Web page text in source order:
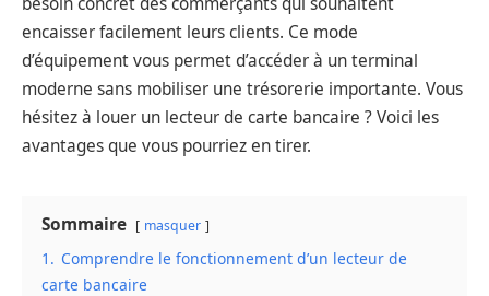
encaisser facilement leurs clients. Ce mode
d’équipement vous permet d’accéder à un terminal
moderne sans mobiliser une trésorerie importante. Vous
hésitez à louer un lecteur de carte bancaire ? Voici les
avantages que vous pourriez en tirer.
Sommaire masquer
1. Comprendre le fonctionnement d’un lecteur de
carte bancaire